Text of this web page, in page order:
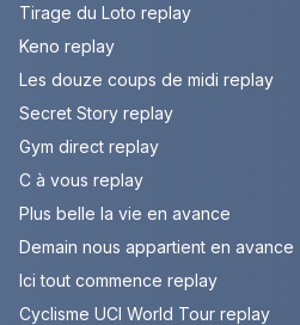
Tirage du Loto replay
Keno replay
Les douze coups de midi replay
Secret Story replay
Gym direct replay
C à vous replay
Plus belle la vie en avance
Demain nous appartient en avance
Ici tout commence replay
Cyclisme UCI World Tour replay